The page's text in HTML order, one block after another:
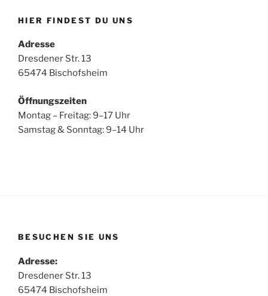
HIER FINDEST DU UNS
Adresse
Dresdener Str. 13
65474 Bischofsheim
Öffnungszeiten
Montag – Freitag: 9–17 Uhr
Samstag & Sonntag: 9–14 Uhr
BESUCHEN SIE UNS
Adresse:
Dresdener Str. 13
65474 Bischofsheim